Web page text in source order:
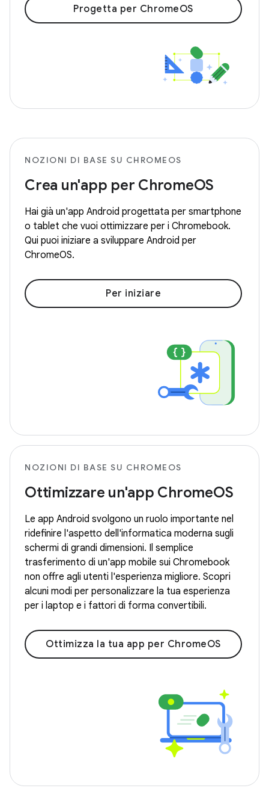
Progetta per ChromeOS
NOZIONI DI BASE SU CHROMEOS
Crea un'app per ChromeOS
Hai già un'app Android progettata per smartphone
o tablet che vuoi ottimizzare per i Chromebook.
Qui puoi iniziare a sviluppare Android per
ChromeOS.
Per iniziare
NOZIONI DI BASE SU CHROMEOS
Ottimizzare un'app ChromeOS
Le app Android svolgono un ruolo importante nel
ridefinire l'aspetto dell'informatica moderna sugli
schermi di grandi dimensioni. Il semplice
trasferimento di un'app mobile sui Chromebook
non offre agli utenti l'esperienza migliore. Scopri
alcuni modi per personalizzare la tua esperienza
per i laptop e i fattori di forma convertibili.
Ottimizza la tua app per ChromeOS